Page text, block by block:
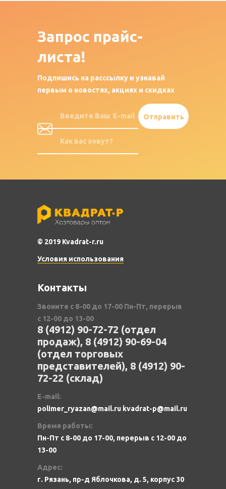
Запрос прайс-
листа!
Подпишись на расссылку и узнавай
первым о новостях, акциях и скидках
© 2019 Kvadrat-r.ru
Условия использования
Контакты
Звоните с 8-00 до 17-00 Пн-Пт, перерыв
с 12-00 до 13-00
8 (4912) 90-72-72 (отдел
продаж), 8 (4912) 90-69-04
(отдел торговых
представителей), 8 (4912) 90-
72-22 (склад)
E-mail:
polimer_ryazan@mail.ru kvadrat-p@mail.ru
Время работы:
Пн-Пт с 8-00 до 17-00, перерыв с 12-00 до
13-00
Адрес:
г. Рязань, пр-д Яблочкова, д. 5, корпус 30